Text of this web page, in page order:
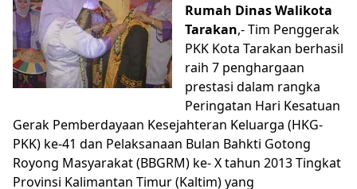
Rumah Dinas Walikota
Tarakan,- Tim Penggerak
PKK Kota Tarakan berhasil
raih 7 penghargaan
prestasi dalam rangka
Peringatan Hari Kesatuan
Gerak Pemberdayaan Kesejahteran Keluarga (HKG-
PKK) ke-41 dan Pelaksanaan Bulan Bahkti Gotong
Royong Masyarakat (BBGRM) ke- X tahun 2013 Tingkat
Provinsi Kalimantan Timur (Kaltim) yang